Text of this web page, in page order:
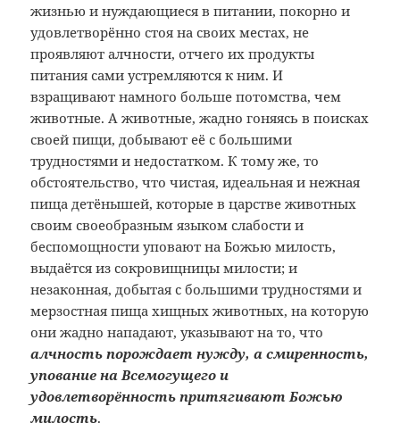
жизнью и нуждающиеся в питании, покорно и
удовлетворённо стоя на своих местах, не
проявляют алчности, отчего их продукты
питания сами устремляются к ним. И
взращивают намного больше потомства, чем
животные. А животные, жадно гоняясь в поисках
своей пищи, добывают её с большими
трудностями и недостатком. К тому же, то
обстоятельство, что чистая, идеальная и нежная
пища детёнышей, которые в царстве животных
своим своеобразным языком слабости и
беспомощности уповают на Божью милость,
выдаётся из сокровищницы милости; и
незаконная, добытая с большими трудностями и
мерзостная пища хищных животных, на которую
они жадно нападают, указывают на то, что
алчность порождает нужду, а смиренность,
упование на Всемогущего и
удовлетворённость притягивают Божью
милость.